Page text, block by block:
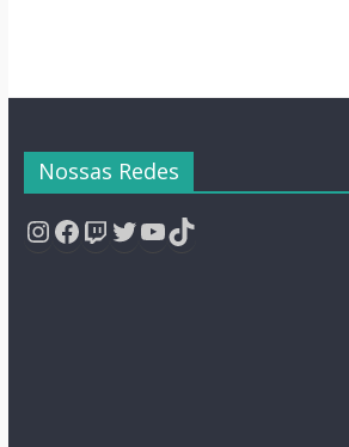
Nossas Redes
Instagram
Facebook
Twitch
Twitter
YouTube
TikTok